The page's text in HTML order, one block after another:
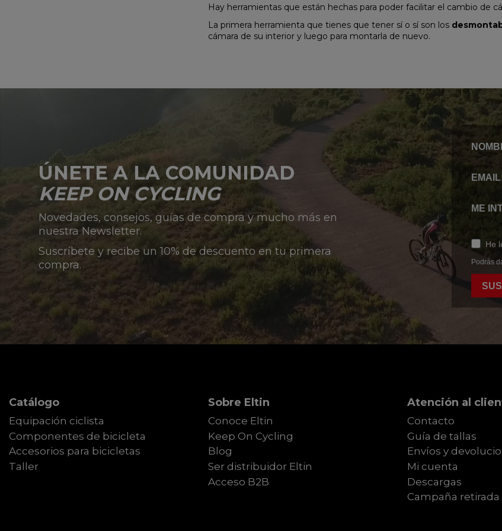
Hay herramientas que están hechas para poder facilitar el cambio de
La primera herramienta que tienes que tener sí o sí son los
cámara de su interior y luego para montarla de nuevo.
ÚNETE A LA COMUNIDAD
KEEP ON CYCLING
Novedades, consejos, guías de compra y mucho más en
nuestra Newsletter.
Suscríbete y recibe un 10% de descuento en tu primera
compra.
ME
He
Podrás
Catálogo
Equipación ciclista
Componentes de bicicleta
Accesorios para bicicletas
Taller
Sobre Eltin
Conoce Eltin
Keep On Cycling
Blog
Ser distribuidor Eltin
Acceso B2B
Atención al
Contacto
Guía de tallas
Envíos y
Mi cuenta
Descargas
Campaña retirada